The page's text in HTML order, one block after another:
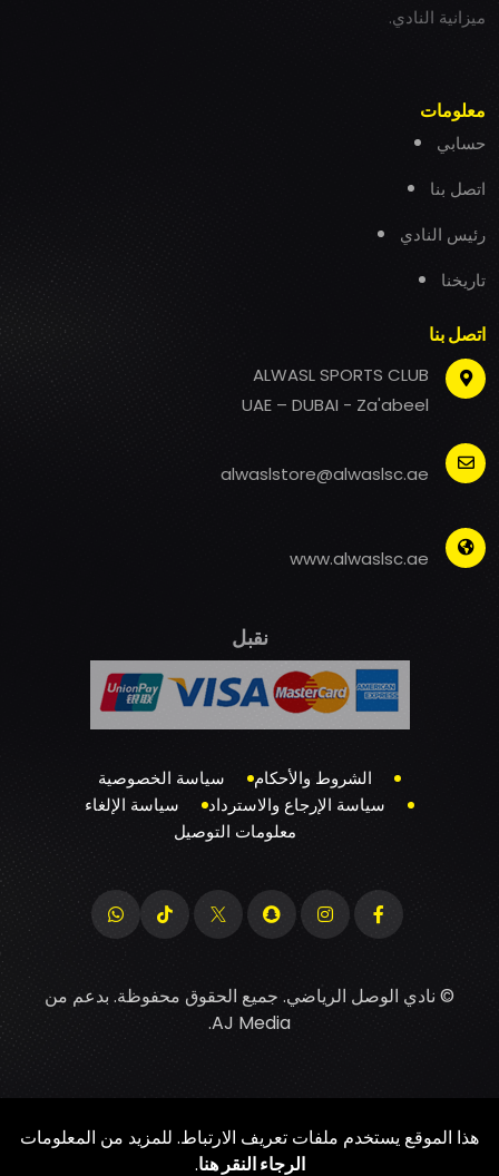
ميزانية النادي.
معلومات
حسابي
اتصل بنا
رئيس النادي
تاريخنا
اتصل بنا
ALWASL SPORTS CLUB
UAE – DUBAI - Za'abeel
alwaslstore@alwaslsc.ae
www.alwaslsc.ae
نقبل
الشروط والأحكام
سياسة الخصوصية
سياسة الإرجاع والاسترداد
سياسة الإلغاء
معلومات التوصيل
© نادي الوصل الرياضي. جميع الحقوق محفوظة. بدعم من
AJ Media
.
هذا الموقع يستخدم ملفات تعريف الارتباط. للمزيد من المعلومات
الرجاء النقر هنا.